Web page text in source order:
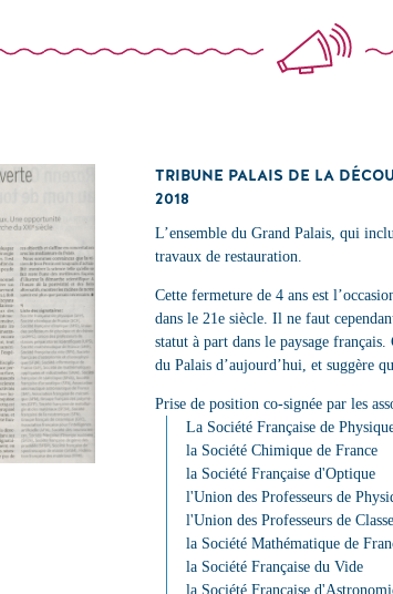
TRIBUNE PALAIS DE LA
2018
L’ensemble du Grand Palais, qui
travaux de restauration.
Cette fermeture de 4 ans est
dans le 21e siècle. Il ne faut
statut à part dans le paysage
du Palais d’aujourd’hui, et suggère
Prise de position co-signée par les
La Société Française de
la Société Chimique de France
la Société Française d'Optique
l'Union des Professeurs de
l'Union des Professeurs de
la Société Mathématique de
la Société Française du Vide
la Société Française